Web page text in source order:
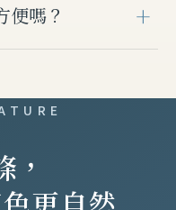
閱各產品「貼心提
、睡前睡美人
可先參考上方「一
便嗎？
。